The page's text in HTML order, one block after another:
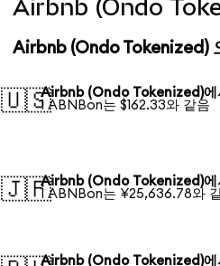
Airbnb (Ondo
Airbnb (Ondo Tokenized)
🇺🇸Airbnb (Ondo Tokenized)에
1 ABNBon는 $162.33와 같음
🇯🇵Airbnb (Ondo Tokenized)에
1 ABNBon는 ¥25,636.78와
Airbnb (Ondo Tokenized)에